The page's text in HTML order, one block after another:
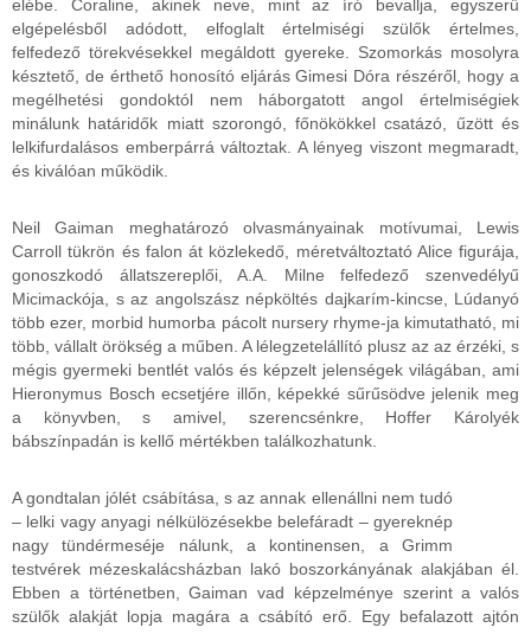
elébe. Coraline, akinek neve, mint az író bevallja, egyszerű
elgépelésből adódott, elfoglalt értelmiségi szülők értelmes,
felfedező törekvésekkel megáldott gyereke. Szomorkás mosolyra
késztető, de érthető honosító eljárás Gimesi Dóra részéről, hogy a
megélhetési gondoktól nem háborgatott angol értelmiségiek
minálunk határidők miatt szorongó, főnökökkel csatázó, űzött és
lelkifurdalásos emberpárrá változtak. A lényeg viszont megmaradt,
és kiválóan működik.
Neil Gaiman meghatározó olvasmányainak motívumai, Lewis
Carroll tükrön és falon át közlekedő, méretváltoztató Alice figurája,
gonoszkodó állatszereplői, A.A. Milne felfedező szenvedélyű
Micimackója, s az angolszász népköltés dajkarím-kincse, Lúdanyó
több ezer, morbid humorba pácolt nursery rhyme-ja kimutatható, mi
több, vállalt örökség a műben. A lélegzetelállító plusz az az érzéki, s
mégis gyermeki bentlét valós és képzelt jelenségek világában, ami
Hieronymus Bosch ecsetjére illőn, képekké sűrűsödve jelenik meg
a könyvben, s amivel, szerencsénkre, Hoffer Károlyék
bábszínpadán is kellő mértékben találkozhatunk.
A gondtalan jólét csábítása, s az annak ellenállni nem tudó
– lelki vagy anyagi nélkülözésekbe belefáradt – gyereknép
nagy tündérmeséje nálunk, a kontinensen, a Grimm
testvérek mézeskalácsházban lakó boszorkányának alakjában él.
Ebben a történetben, Gaiman vad képzelménye szerint a valós
szülők alakját lopja magára a csábító erő. Egy befalazott ajtón